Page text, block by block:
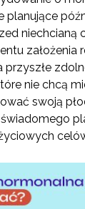
planujące
niechcianą
założenia
przyszłe
nie chcą
swoją